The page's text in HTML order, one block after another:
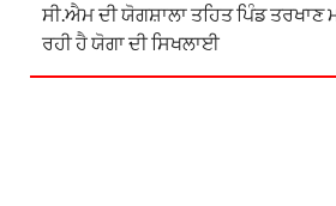
ਸੀ.ਐਮ ਦੀ ਯੋਗਸ਼ਾਲਾ ਤਹਿਤ ਪਿੰਡ ਤਰਖਾਣ
ਰਹੀ ਹੈ ਯੋਗਾ ਦੀ ਸਿਖਲਾਈ